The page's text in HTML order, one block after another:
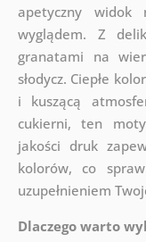
apetyczny widok
wyglądem. Z
granatami na
słodycz. Ciepłe
i kuszącą
cukierni, ten
jakości druk
kolorów, co
uzupełnieniem
Dlaczego warto